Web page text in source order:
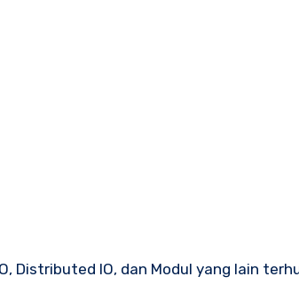
Distributed IO, dan Modul yang lain